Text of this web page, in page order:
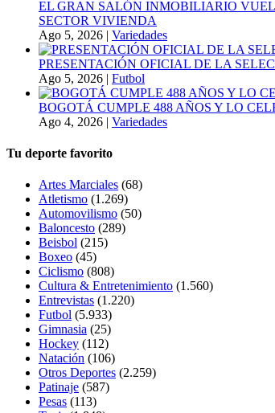
EL GRAN SALÓN INMOBILIARIO
SECTOR VIVIENDA
Ago 5, 2026 | Variedades
PRESENTACIÓN OFICIAL DE LA
Ago 5, 2026 | Futbol
BOGOTÁ CUMPLE 488 AÑOS Y LO
Ago 4, 2026 | Variedades
Tu deporte favorito
Artes Marciales (68)
Atletismo (1.269)
Automovilismo (50)
Baloncesto (289)
Beisbol (215)
Boxeo (45)
Ciclismo (808)
Cultura & Entretenimiento (1.560)
Entrevistas (1.220)
Futbol (5.933)
Gimnasia (25)
Hockey (112)
Natación (106)
Otros Deportes (2.259)
Patinaje (587)
Pesas (113)